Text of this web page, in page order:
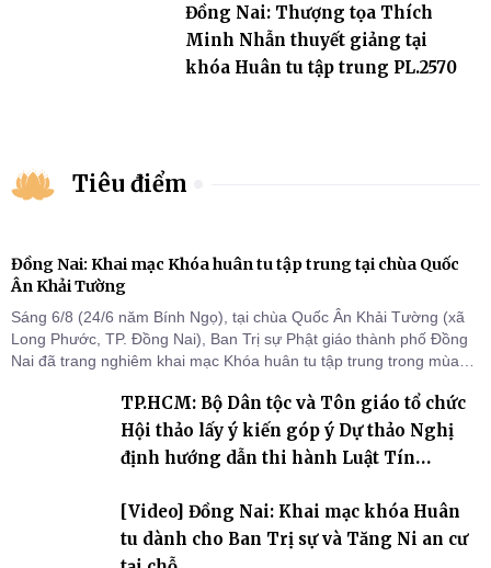
Đồng Nai: Thượng tọa Thích
Minh Nhẫn thuyết giảng tại
khóa Huân tu tập trung PL.2570
Tiêu điểm
Đồng Nai: Khai mạc Khóa huân tu tập trung tại chùa Quốc
Ân Khải Tường
Sáng 6/8 (24/6 năm Bính Ngọ), tại chùa Quốc Ân Khải Tường (xã
Long Phước, TP. Đồng Nai), Ban Trị sự Phật giáo thành phố Đồng
Nai đã trang nghiêm khai mạc Khóa huân tu tập trung trong mùa
chỗ khu vực VII, VIII và trường hạ chùa Quốc Ân Khải Tường.
TP.HCM: Bộ Dân tộc và Tôn giáo tổ chức
Hội thảo lấy ý kiến góp ý Dự thảo Nghị
định hướng dẫn thi hành Luật Tín
[Video] Đồng Nai: Khai mạc khóa Huân
tu dành cho Ban Trị sự và Tăng Ni an cư